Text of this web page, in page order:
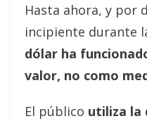
Hasta ahora, y por
incipiente durante
dólar ha
valor, no como
El público utiliza la